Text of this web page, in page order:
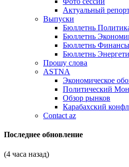
Актуальный
Выпуски
Бюллетнь
Бюллетнь
Бюллетнь Финансы
Бюллетнь
Прошу слова
ASTNA
Экономическое
Политический
Обзор рынков
Карабахский
Contact az
Последнее обновление
(4 часа назад)